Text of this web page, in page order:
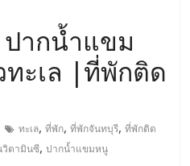
ากน้ำแขม
ะเล |ที่พักติด
ทะเล,ที่พัก,ที่พักจันทบุรี,ที่พักติด
วิตามินซี,ปากน้ำแขมหนู